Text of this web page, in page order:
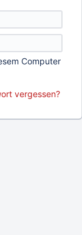
Computer
vergessen?